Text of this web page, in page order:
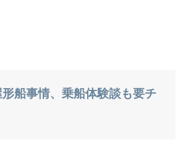
船事情、乗船体験談も要チ